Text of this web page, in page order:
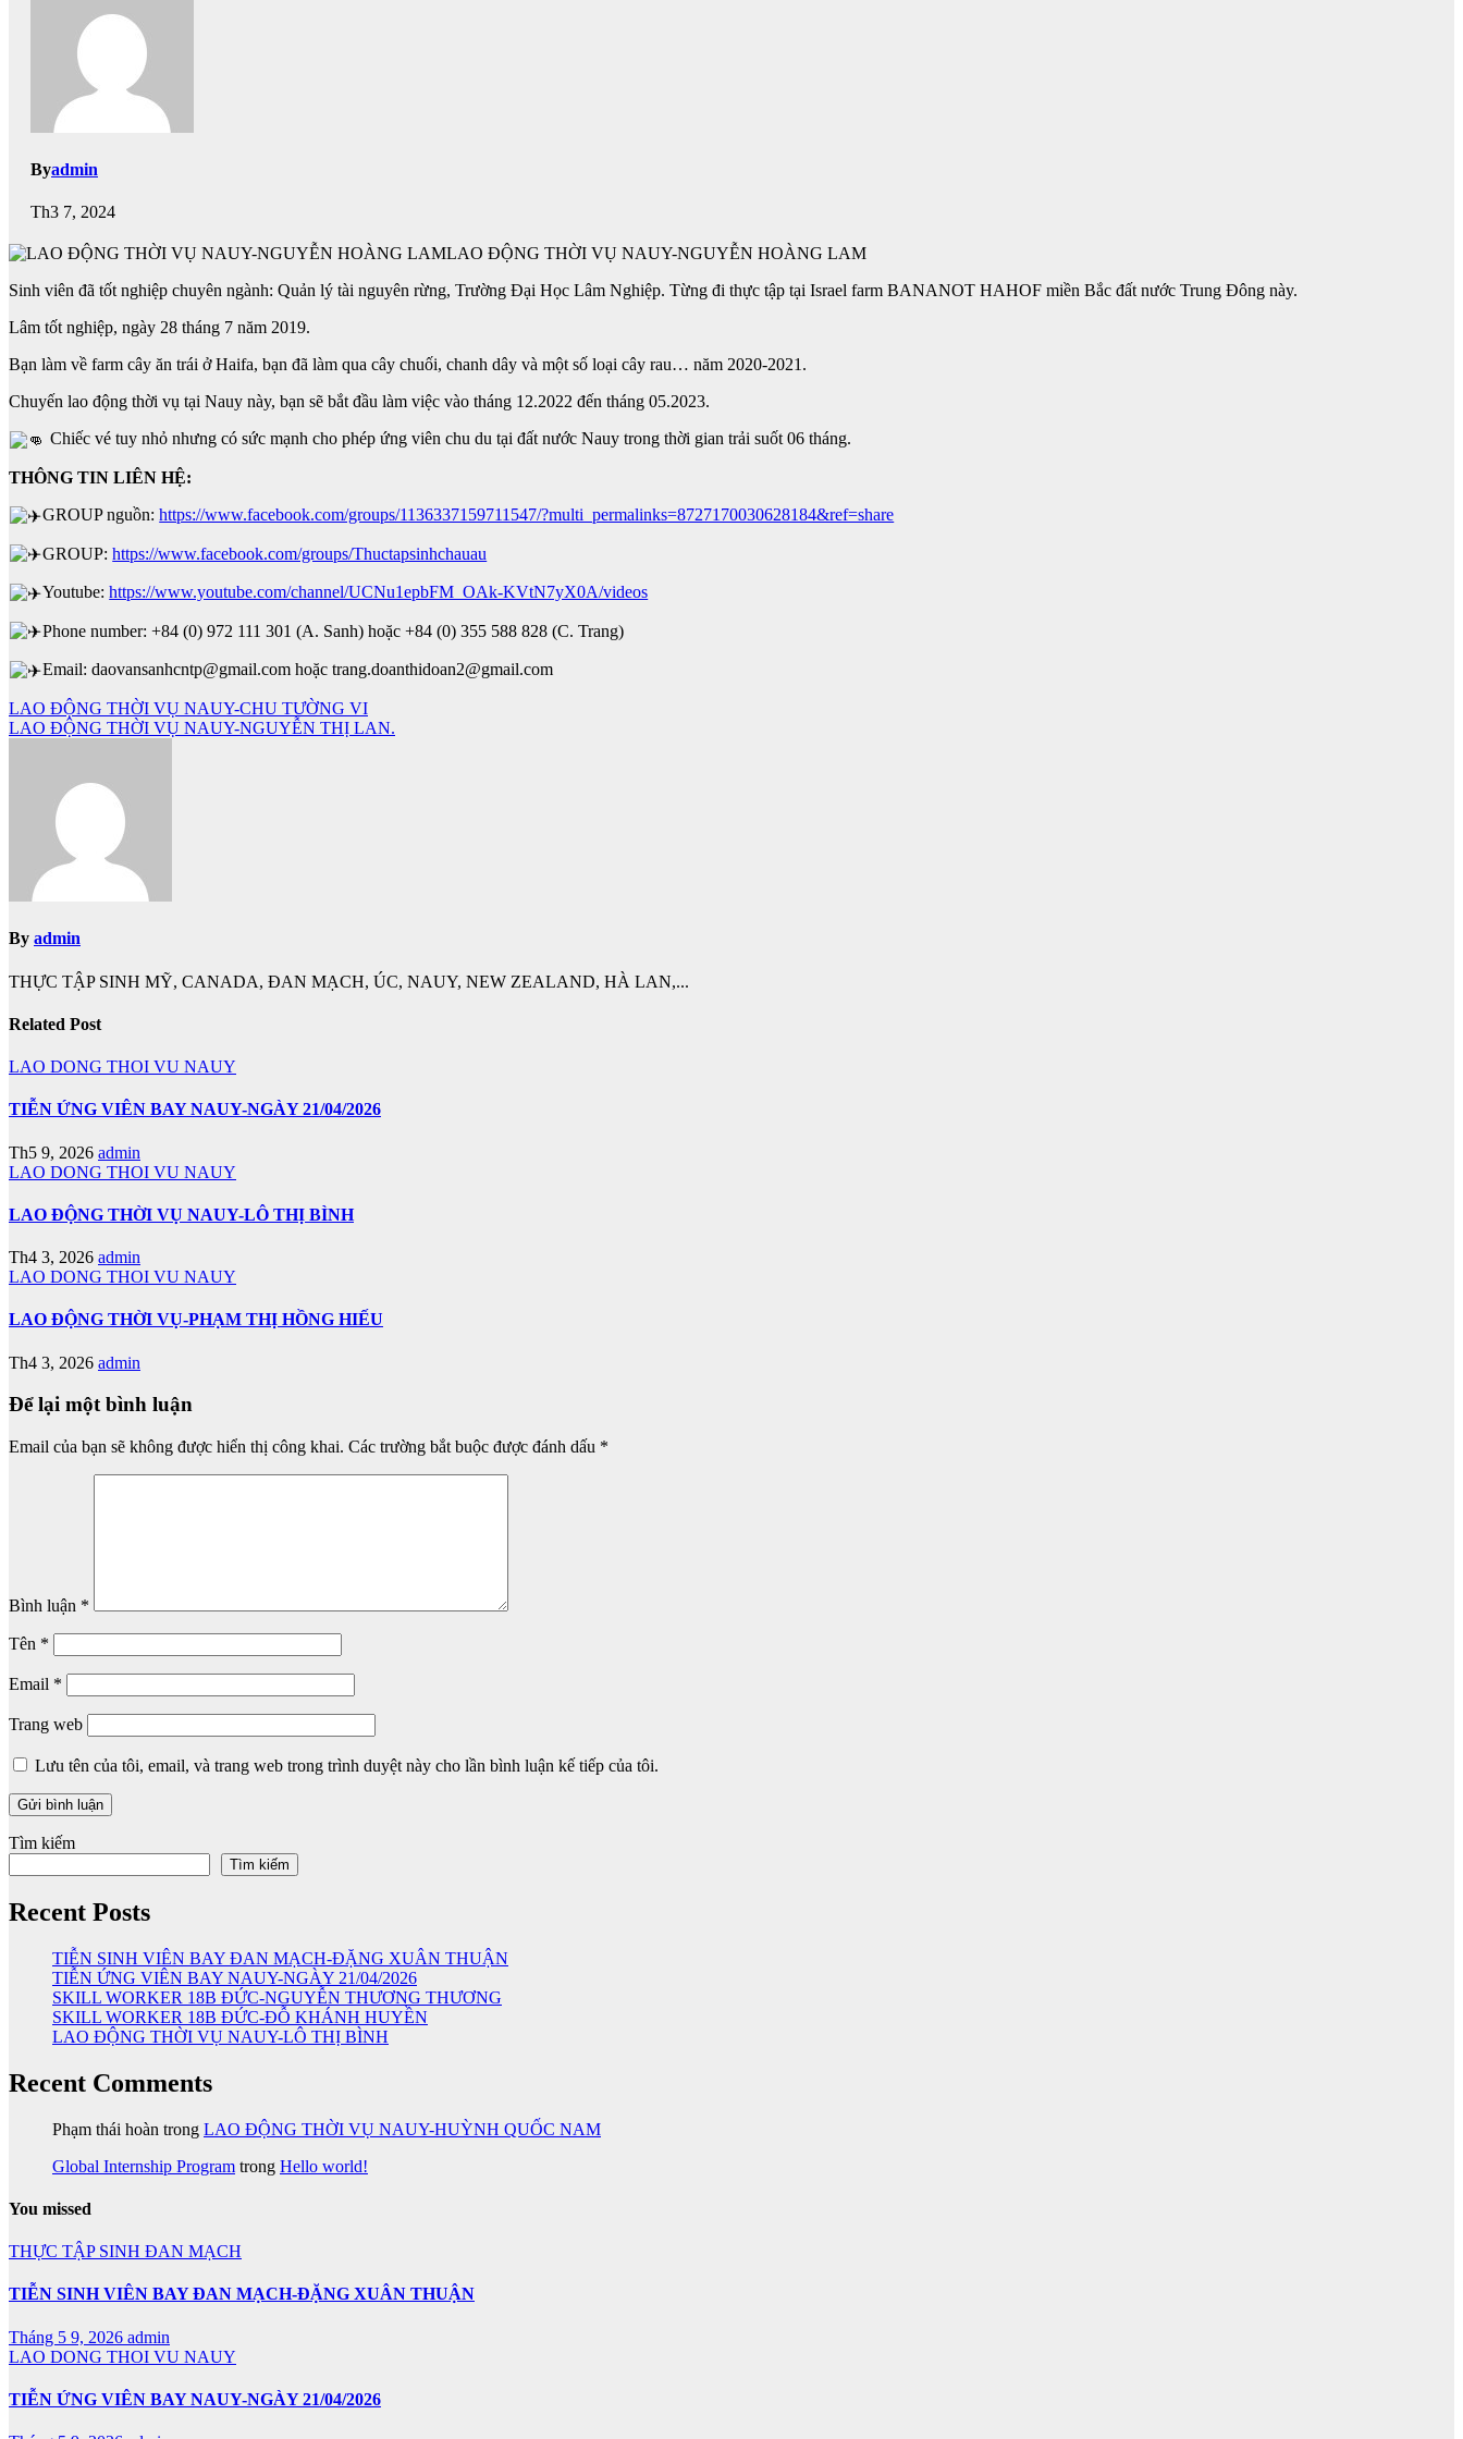
Byadmin
Th3 7, 2024
LAO ĐỘNG THỜI VỤ NAUY-NGUYỄN HOÀNG LAM
Sinh viên đã tốt nghiệp chuyên ngành: Quản lý tài nguyên rừng, Trường Đại Học Lâm Nghiệp. Từng đi thực tập tại Israel farm BANANOT HAHOF miền Bắc đất nước Trung Đông này.
Lâm tốt nghiệp, ngày 28 tháng 7 năm 2019.
Bạn làm về farm cây ăn trái ở Haifa, bạn đã làm qua cây chuối, chanh dây và một số loại cây rau… năm 2020-2021.
Chuyến lao động thời vụ tại Nauy này, bạn sẽ bắt đầu làm việc vào tháng 12.2022 đến tháng 05.2023.
Chiếc vé tuy nhỏ nhưng có sức mạnh cho phép ứng viên chu du tại đất nước Nauy trong thời gian trải suốt 06 tháng.
THÔNG TIN LIÊN HỆ:
GROUP nguồn:https://www.facebook.com/groups/1136337159711547/?multi_permalinks=8727170030628184&ref=share
GROUP:https://www.facebook.com/groups/Thuctapsinhchauau
Youtube:https://www.youtube.com/channel/UCNu1epbFM_OAk-KVtN7yX0A/videos
Phone number: +84 (0) 972 111 301 (A. Sanh) hoặc +84 (0) 355 588 828 (C. Trang)
Email: daovansanhcntp@gmail.com hoặc trang.doanthidoan2@gmail.com
Điều
hướng
LAO ĐỘNG THỜI VỤ NAUY-CHU TƯỜNG VI
LAO ĐỘNG THỜI VỤ NAUY-NGUYỄN THỊ LAN.
By admin
THỰC TẬP SINH MỸ, CANADA, ĐAN MẠCH, ÚC, NAUY, NEW ZEALAND, HÀ LAN,...
Related Post
LAO DONG THOI VU NAUY
TIỄN ỨNG VIÊN BAY NAUY-NGÀY 21/04/2026
Th5 9, 2026 admin
LAO DONG THOI VU NAUY
LAO ĐỘNG THỜI VỤ NAUY-LÔ THỊ BÌNH
Th4 3, 2026 admin
LAO DONG THOI VU NAUY
LAO ĐỘNG THỜI VỤ-PHẠM THỊ HỒNG HIẾU
Th4 3, 2026 admin
Để lại một bình luận
Email của bạn sẽ không được hiển thị công khai. Các trường bắt buộc được đánh dấu *
Bình luận *
Tên *
Email *
Trang web
Lưu tên của tôi, email, và trang web trong trình duyệt này cho lần bình luận kế tiếp của tôi.
Tìm kiếm
Tìm kiếm
Recent Posts
TIỄN SINH VIÊN BAY ĐAN MẠCH-ĐẶNG XUÂN THUẬN
TIỄN ỨNG VIÊN BAY NAUY-NGÀY 21/04/2026
SKILL WORKER 18B ĐỨC-NGUYỄN THƯƠNG THƯƠNG
SKILL WORKER 18B ĐỨC-ĐỖ KHÁNH HUYỀN
LAO ĐỘNG THỜI VỤ NAUY-LÔ THỊ BÌNH
Recent Comments
Phạm thái hoàn trong LAO ĐỘNG THỜI VỤ NAUY-HUỲNH QUỐC NAM
Global Internship Program trong Hello world!
You missed
THỰC TẬP SINH ĐAN MẠCH
TIỄN SINH VIÊN BAY ĐAN MẠCH-ĐẶNG XUÂN THUẬN
Tháng 5 9, 2026 admin
LAO DONG THOI VU NAUY
TIỄN ỨNG VIÊN BAY NAUY-NGÀY 21/04/2026